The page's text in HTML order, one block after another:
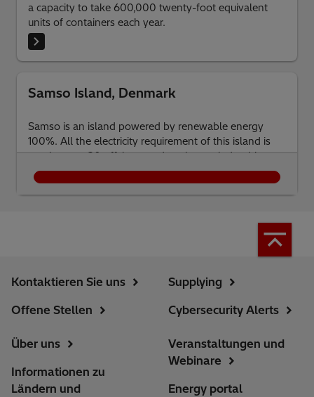
a capacity to take 600,000 twenty-foot equivalent
units of containers each year.
Samso Island, Denmark
Samso is an island powered by renewable energy
100%. All the electricity requirement of this island is
met by over 20 offshore and onshore wind turbines.
Kontaktieren Sie uns
Offene Stellen
Supplying
Cybersecurity Alerts
Über uns
Informationen zu
Ländern und
Veranstaltungen und
Webinare
Energy portal